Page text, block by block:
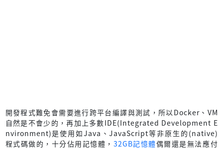
開發程式難免會需要進行跨平台編譯與測試，所以Docker、VM
自然是不會少的，再加上多數IDE(Integrated Development E
nvironment)是使用如Java、JavaScript等非原生的(native)
程式碼做的，十分佔用記憶體， 32GB記憶體偶爾還是無法應付